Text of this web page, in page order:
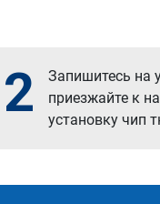
2
Запишитесь на
приезжайте к
установку чип